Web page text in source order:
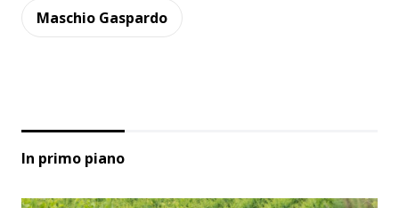
Maschio Gaspardo
In primo piano